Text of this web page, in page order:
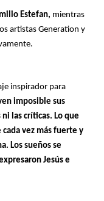
Estefan, mientras
artistas Generation y
inspirador para
imposible sus
las críticas. Lo que
vez más fuerte y
Los sueños se
Jesús e